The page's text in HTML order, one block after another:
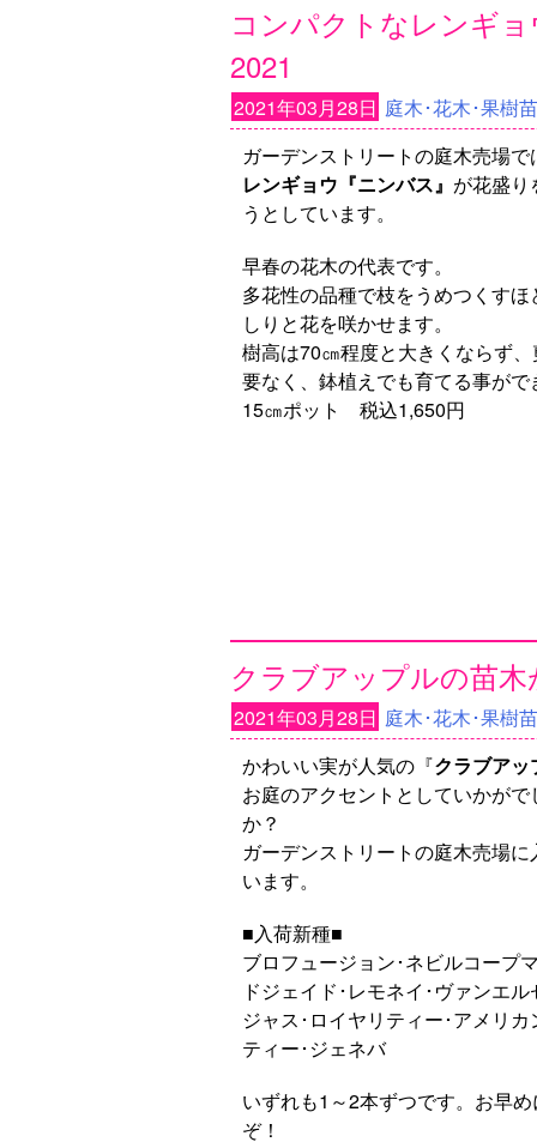
コンパクトなレンギ
2021
2021年03月28日 庭木･花木･果樹
ガーデンストリートの庭木売場で
レンギョウ『ニンバス』 が花盛り
うとしています。
早春の花木の代表です。
多花性の品種で枝をうめつくすほ
しりと花を咲かせます。
樹高は70㎝程度と大きくならず
要なく、鉢植えでも育てる事がで
15㎝ポット 税込1,650円
クラブアップルの苗
2021年03月28日 庭木･花木･果樹
かわいい実が人気の『クラブアッ
お庭のアクセントとしていかがで
か？
ガーデンストリートの庭木売場に
います。
■入荷新種■
ブロフュージョン･ネビルコープ
ドジェイド･レモネイ･ヴァンエ
ジャス･ロイヤリティー･アメリカ
ティー･ジェネバ
いずれも1～2本ずつです。お早
ぞ！